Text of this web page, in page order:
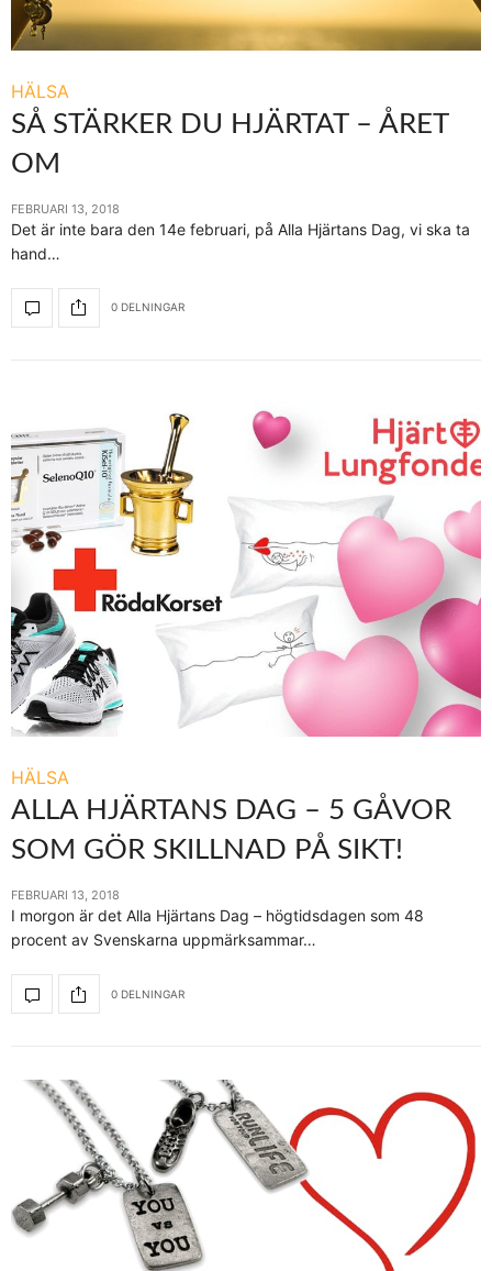
HÄLSA
SÅ STÄRKER DU HJÄRTAT – ÅRET
OM
FEBRUARI 13, 2018
Det är inte bara den 14e februari, på Alla Hjärtans Dag, vi ska ta
hand…
0 DELNINGAR
HÄLSA
ALLA HJÄRTANS DAG – 5 GÅVOR
SOM GÖR SKILLNAD PÅ SIKT!
FEBRUARI 13, 2018
I morgon är det Alla Hjärtans Dag – högtidsdagen som 48
procent av Svenskarna uppmärksammar…
0 DELNINGAR